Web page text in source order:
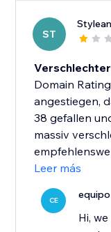
ST
Domain
angestiegen,
38 gefallen
massiv
Leer más
CE
Hi,